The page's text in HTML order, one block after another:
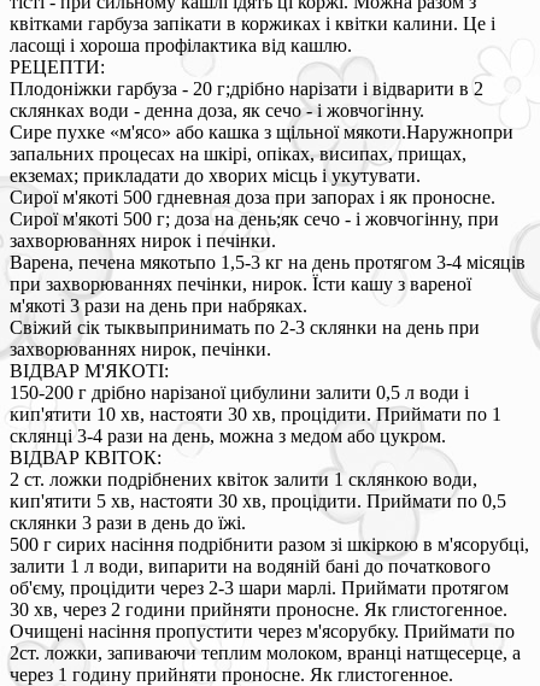
квітками гарбуза запікати в коржиках і квітки калини. Це і
ласощі і хороша профілактика від кашлю.
РЕЦЕПТИ:
Плодоніжки гарбуза - 20 г;дрібно нарізати і відварити в 2
склянках води - денна доза, як сечо - і жовчогінну.
Сире пухке «м'ясо» або кашка з щільної мякоти.Наружнопри
запальних процесах на шкірі, опіках, висипах, прищах,
екземах; прикладати до хворих місць і укутувати.
Сирої м'якоті 500 гдневная доза при запорах і як проносне.
Сирої м'якоті 500 г; доза на день;як сечо - і жовчогінну, при
захворюваннях нирок і печінки.
Варена, печена мякотьпо 1,5-3 кг на день протягом 3-4 місяців
при захворюваннях печінки, нирок. Їсти кашу з вареної
м'якоті 3 рази на день при набряках.
Свіжий сік тыквыпринимать по 2-3 склянки на день при
захворюваннях нирок, печінки.
ВІДВАР М'ЯКОТІ:
150-200 г дрібно нарізаної цибулини залити 0,5 л води і
кип'ятити 10 хв, настояти 30 хв, процідити. Приймати по 1
склянці 3-4 рази на день, можна з медом або цукром.
ВІДВАР КВІТОК:
2 ст. ложки подрібнених квіток залити 1 склянкою води,
кип'ятити 5 хв, настояти 30 хв, процідити. Приймати по 0,5
склянки 3 рази в день до їжі.
500 г сирих насіння подрібнити разом зі шкіркою в м'ясорубці,
залити 1 л води, випарити на водяній бані до початкового
об'єму, процідити через 2-3 шари марлі. Приймати протягом
30 хв, через 2 години прийняти проносне. Як глистогенное.
Очищені насіння пропустити через м'ясорубку. Приймати по
2ст. ложки, запиваючи теплим молоком, вранці натщесерце, а
через 1 годину прийняти проносне. Як глистогенное.